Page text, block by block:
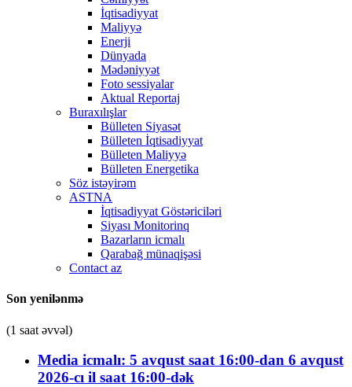
İqtisadiyyat
Maliyyə
Enerji
Dünyada
Mədəniyyət
Foto sessiyalar
Aktual Reportaj
Buraxılışlar
Bülleten Siyasət
Bülleten İqtisadiyyat
Bülleten Maliyyə
Bülleten Energetika
Söz istəyirəm
ASTNA
İqtisadiyyat Göstəriciləri
Siyası Monitorinq
Bazarların icmalı
Qarabağ münaqişəsi
Contact az
Son yenilənmə
(1 saat əvvəl)
Media icmalı: 5 avqust saat 16:00-dan 6 avqust
2026-cı il saat 16:00-dək